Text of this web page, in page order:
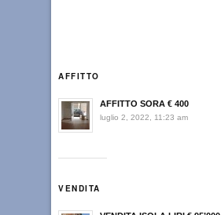
AFFITTO
AFFITTO SORA € 400
luglio 2, 2022, 11:23 am
VENDITA